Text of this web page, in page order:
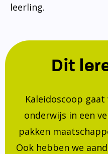
leerling.
Dit
Kaleidoscoop
onderwijs in een
pakken
Ook hebben we